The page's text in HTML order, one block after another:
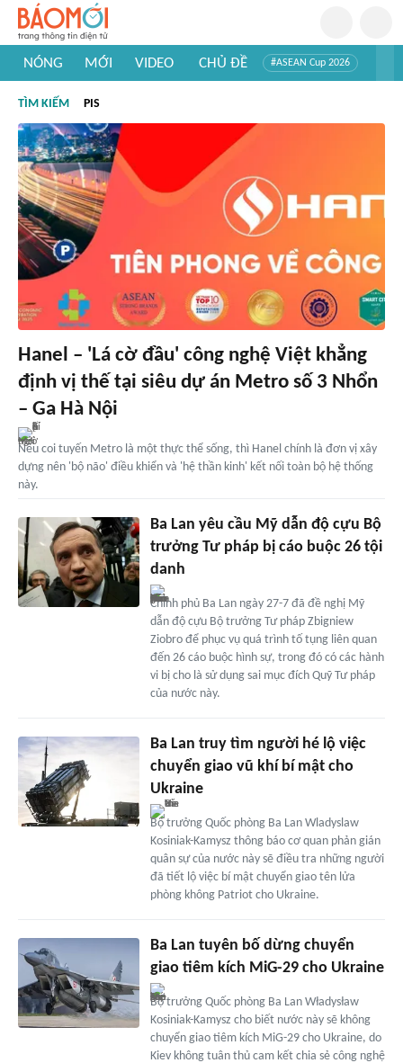
NÓNG MỚI VIDEO CHỦ ĐỀ #ASEAN Cup 2026
#Khám phá thế giới
TÌM KIẾM PIS
Hanel – 'Lá cờ đầu' công nghệ Việt khẳng
định vị thế tại siêu dự án Metro số 3 Nhổn
– Ga Hà Nội
Nếu coi tuyến Metro là một thực thể sống, thì Hanel chính là đơn vị xây
dựng nên 'bộ não' điều khiển và 'hệ thần kinh' kết nối toàn bộ hệ thống
này.
Ba Lan yêu cầu Mỹ dẫn độ cựu Bộ
trưởng Tư pháp bị cáo buộc 26 tội
danh
Chính phủ Ba Lan ngày 27-7 đã đề nghị Mỹ
dẫn độ cựu Bộ trưởng Tư pháp Zbigniew
Ziobro để phục vụ quá trình tố tụng liên quan
đến 26 cáo buộc hình sự, trong đó có các hành
vi bị cho là sử dụng sai mục đích Quỹ Tư pháp
của nước này.
Ba Lan truy tìm người hé lộ việc
chuyển giao vũ khí bí mật cho
Ukraine
Bộ trưởng Quốc phòng Ba Lan Wladyslaw
Kosiniak-Kamysz thông báo cơ quan phản gián
quân sự của nước này sẽ điều tra những người
đã tiết lộ việc bí mật chuyển giao tên lửa
phòng không Patriot cho Ukraine.
Ba Lan tuyên bố dừng chuyển
giao tiêm kích MiG-29 cho Ukraine
Bộ trưởng Quốc phòng Ba Lan Władysław
Kosiniak-Kamysz cho biết nước này sẽ không
chuyển giao tiêm kích MiG-29 cho Ukraine, do
Kiev không tuân thủ cam kết chia sẻ công nghệ